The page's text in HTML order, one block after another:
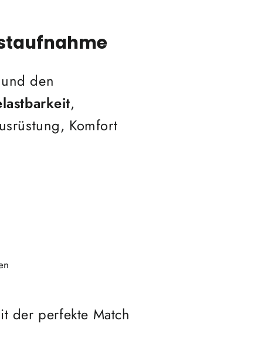
den
,
Komfort
der perfekte Match